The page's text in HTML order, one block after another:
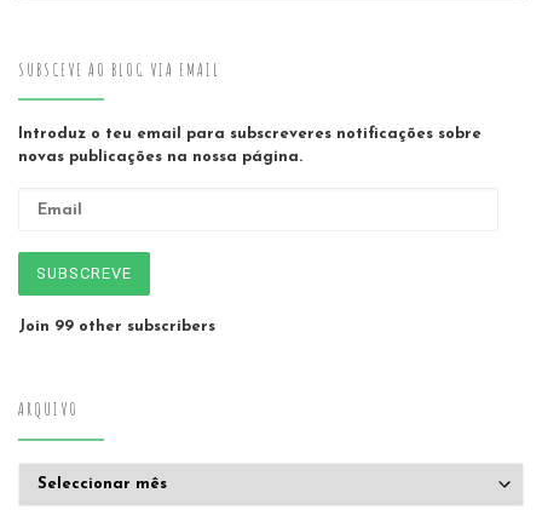
SUBSCEVE AO BLOG VIA EMAIL
Introduz o teu email para subscreveres notificações sobre
novas publicações na nossa página.
SUBSCREVE
Join 99 other subscribers
ARQUIVO